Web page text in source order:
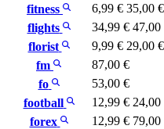
fitness
6,99 € 35,00 €
flights
34,99 € 47,00
florist
9,99 € 29,00 €
fm
87,00 €
fo
53,00 €
football
12,99 € 24,00
forex
12,99 € 79,00